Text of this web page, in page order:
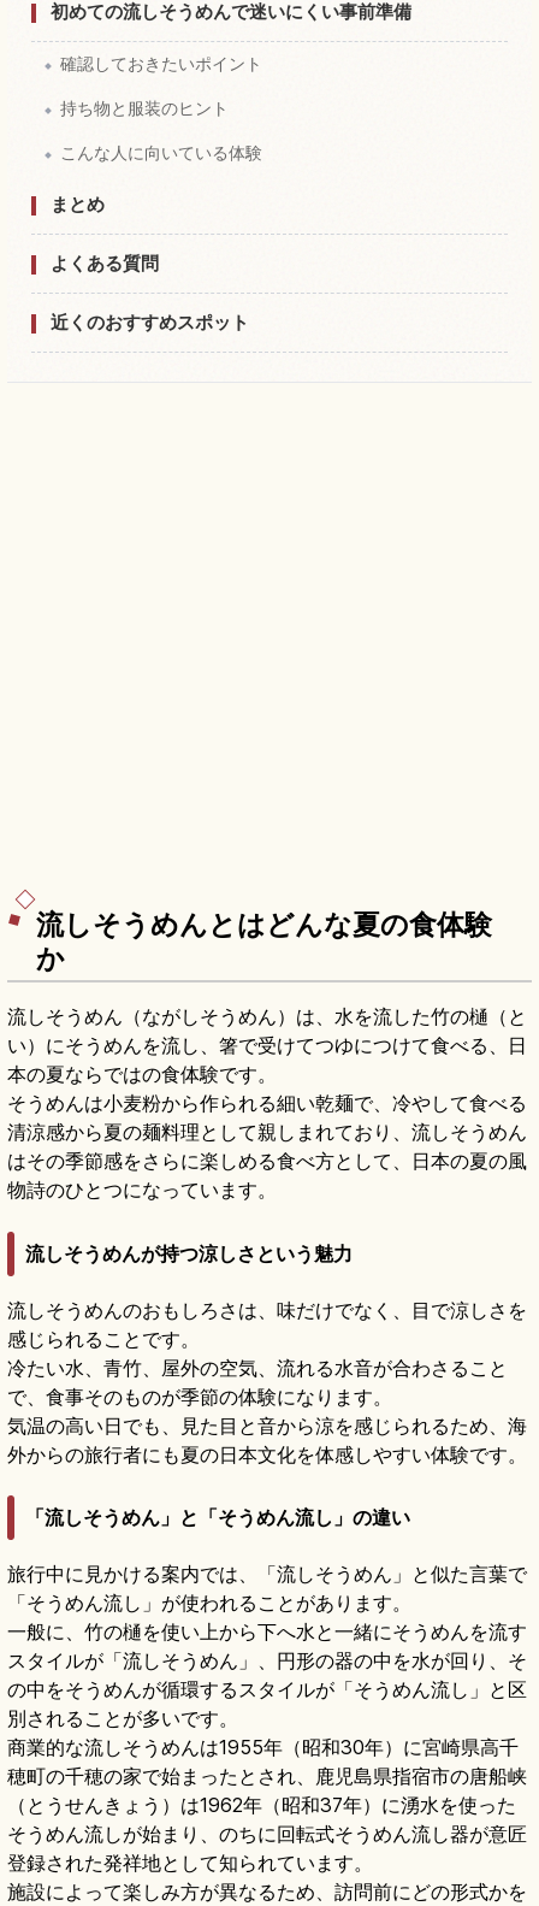
初めての流しそうめんで迷いにくい事前準備
確認しておきたいポイント
持ち物と服装のヒント
こんな人に向いている体験
まとめ
よくある質問
近くのおすすめスポット
流しそうめんとはどんな夏の食体験
か
流しそうめん（ながしそうめん）は、水を流した竹の樋（と
い）にそうめんを流し、箸で受けてつゆにつけて食べる、日
本の夏ならではの食体験です。
そうめんは小麦粉から作られる細い乾麺で、冷やして食べる
清涼感から夏の麺料理として親しまれており、流しそうめん
はその季節感をさらに楽しめる食べ方として、日本の夏の風
物詩のひとつになっています。
流しそうめんが持つ涼しさという魅力
流しそうめんのおもしろさは、味だけでなく、目で涼しさを
感じられることです。
冷たい水、青竹、屋外の空気、流れる水音が合わさること
で、食事そのものが季節の体験になります。
気温の高い日でも、見た目と音から涼を感じられるため、海
外からの旅行者にも夏の日本文化を体感しやすい体験です。
「流しそうめん」と「そうめん流し」の違い
旅行中に見かける案内では、「流しそうめん」と似た言葉で
「そうめん流し」が使われることがあります。
一般に、竹の樋を使い上から下へ水と一緒にそうめんを流す
スタイルが「流しそうめん」、円形の器の中を水が回り、そ
の中をそうめんが循環するスタイルが「そうめん流し」と区
別されることが多いです。
商業的な流しそうめんは1955年（昭和30年）に宮崎県高千
穂町の千穂の家で始まったとされ、鹿児島県指宿市の唐船峡
（とうせんきょう）は1962年（昭和37年）に湧水を使った
そうめん流しが始まり、のちに回転式そうめん流し器が意匠
登録された発祥地として知られています。
施設によって楽しみ方が異なるため、訪問前にどの形式かを